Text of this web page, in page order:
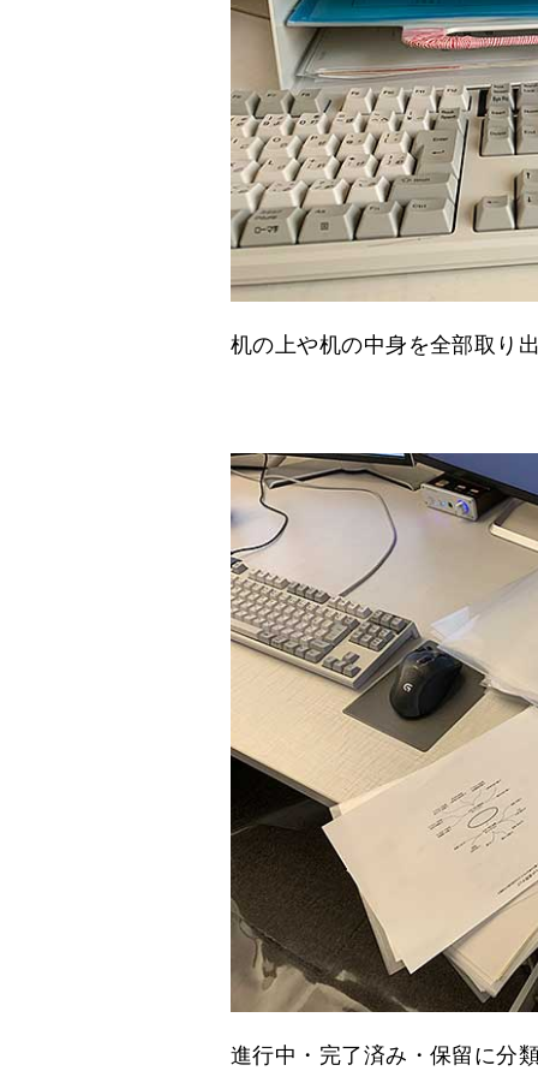
机の上や机の中身を全部取り
進行中・完了済み・保留に分